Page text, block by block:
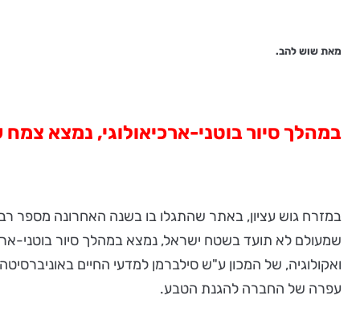
מאת שוש להב.
במהלך סיור בוטני-ארכיאולוגי, נמצא
במזרח גוש עציון, באתר שהתגלו בו בשנה האחרונה מספר
שמעולם לא תועד בשטח ישראל, נמצא במהלך סיור בוטני-
ואקולוגיה, של המכון ע"ש סילברמן למדעי החיים
עפרה של החברה להגנת הטבע.